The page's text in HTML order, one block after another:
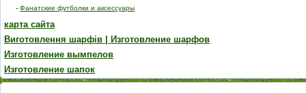
- Фанатские футболки и аксессуары
карта сайта
Виготовлення шарфів | Изготовление шарфов
Изготовление вымпелов
Изготовление шапок